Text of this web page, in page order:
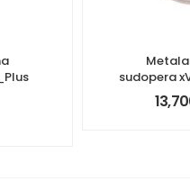
sudopera